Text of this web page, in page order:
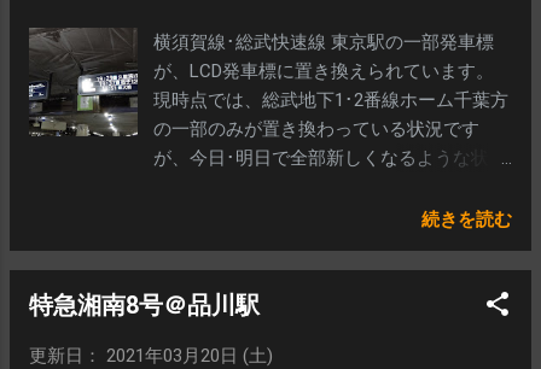
須賀線」が表示されているので、理由は不
明です。 今日時点ではLCD発車標が設置さ
れた場所の、古いLED発車標は残っていまし
た。 また元のLED発車標と同じく、片面の
み表示されるものが設置されています。 ホ
で、片面表示は多分初だと思います。 【参
考】LCD発車標の手入力で表示が乱れる例
横須賀線･総武快速線 東京駅の一部発車標
が、LCD発車標に置き換えられています。
現時点では、総武地下1･2番線ホーム千葉方
の一部のみが置き換わっている状況です
が、今日･明日で全部新しくなるような状況
らか、かなりガタガタな表示です…。続きを読む
特急湘南8号＠品川駅
更新日： 2021年03月20日 (土)